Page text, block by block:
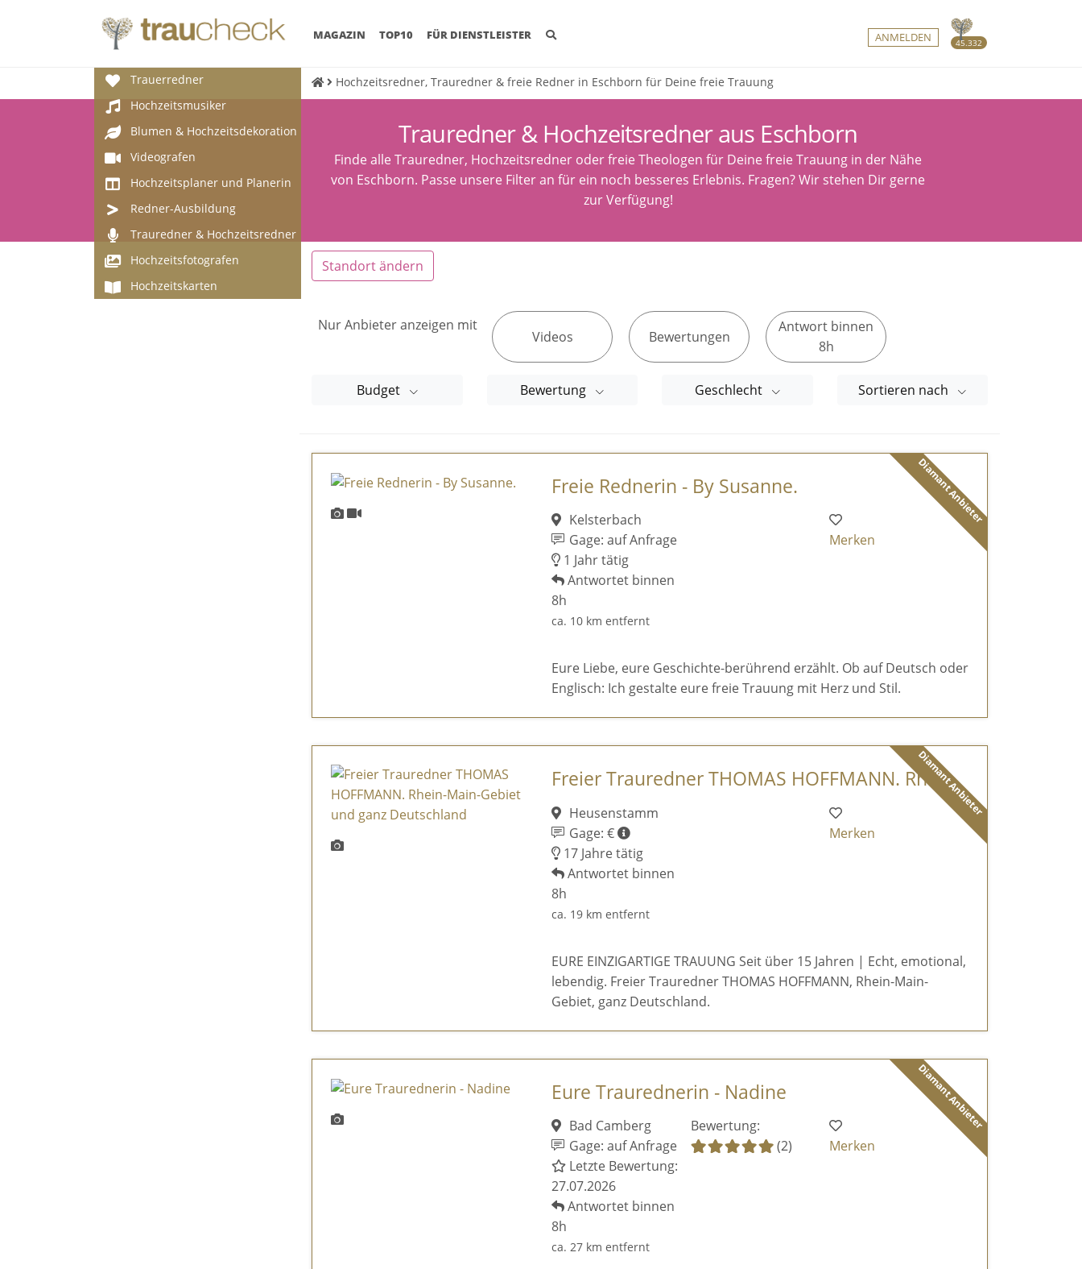
45.332
MAGAZIN (CURRENT)
TOP10 FÜR DIENSTLEISTER ANMELDEN
Trauerredner
Hochzeitsmusiker
Blumen & Hochzeitsdekoration
Videografen
Hochzeitsplaner und Planerin
Redner-Ausbildung
Trauredner & Hochzeitsredner
Hochzeitsfotografen
Hochzeitskarten
Hochzeitsredner, Trauredner & freie Redner in Eschborn für Deine freie Trauung
Trauredner & Hochzeitsredner aus Eschborn
Finde alle Trauredner, Hochzeitsredner oder freie Theologen für Deine freie Trauung in der Nähe
von Eschborn. Passe unsere Filter an für ein noch besseres Erlebnis. Fragen? Wir stehen Dir gerne
zur Verfügung!
Standort ändern
Nur Anbieter anzeigen mit
Videos Bewertungen
Antwort binnen
8h
Budget Bewertung Geschlecht Sortieren nach
Diamant Anbieter
Freie Rednerin - By Susanne.
Kelsterbach
Gage: auf Anfrage
1 Jahr tätig
Antwortet binnen
8h
ca. 10 km entfernt
Merken
Eure Liebe, eure Geschichte-berührend erzählt. Ob auf Deutsch oder
Englisch: Ich gestalte eure freie Trauung mit Herz und Stil.
Diamant Anbieter
Freier Trauredner THOMAS HOFFMANN. Rh ...
Heusenstamm
Gage: €
17 Jahre tätig
Antwortet binnen
8h
ca. 19 km entfernt
Merken
EURE EINZIGARTIGE TRAUUNG Seit über 15 Jahren | Echt, emotional,
lebendig. Freier Trauredner THOMAS HOFFMANN, Rhein-Main-
Gebiet, ganz Deutschland.
Diamant Anbieter
Eure Traurednerin - Nadine
Bad Camberg
Gage: auf Anfrage
Letzte Bewertung:
27.07.2026
Antwortet binnen
8h
ca. 27 km entfernt
Bewertung:
(2)
Merken